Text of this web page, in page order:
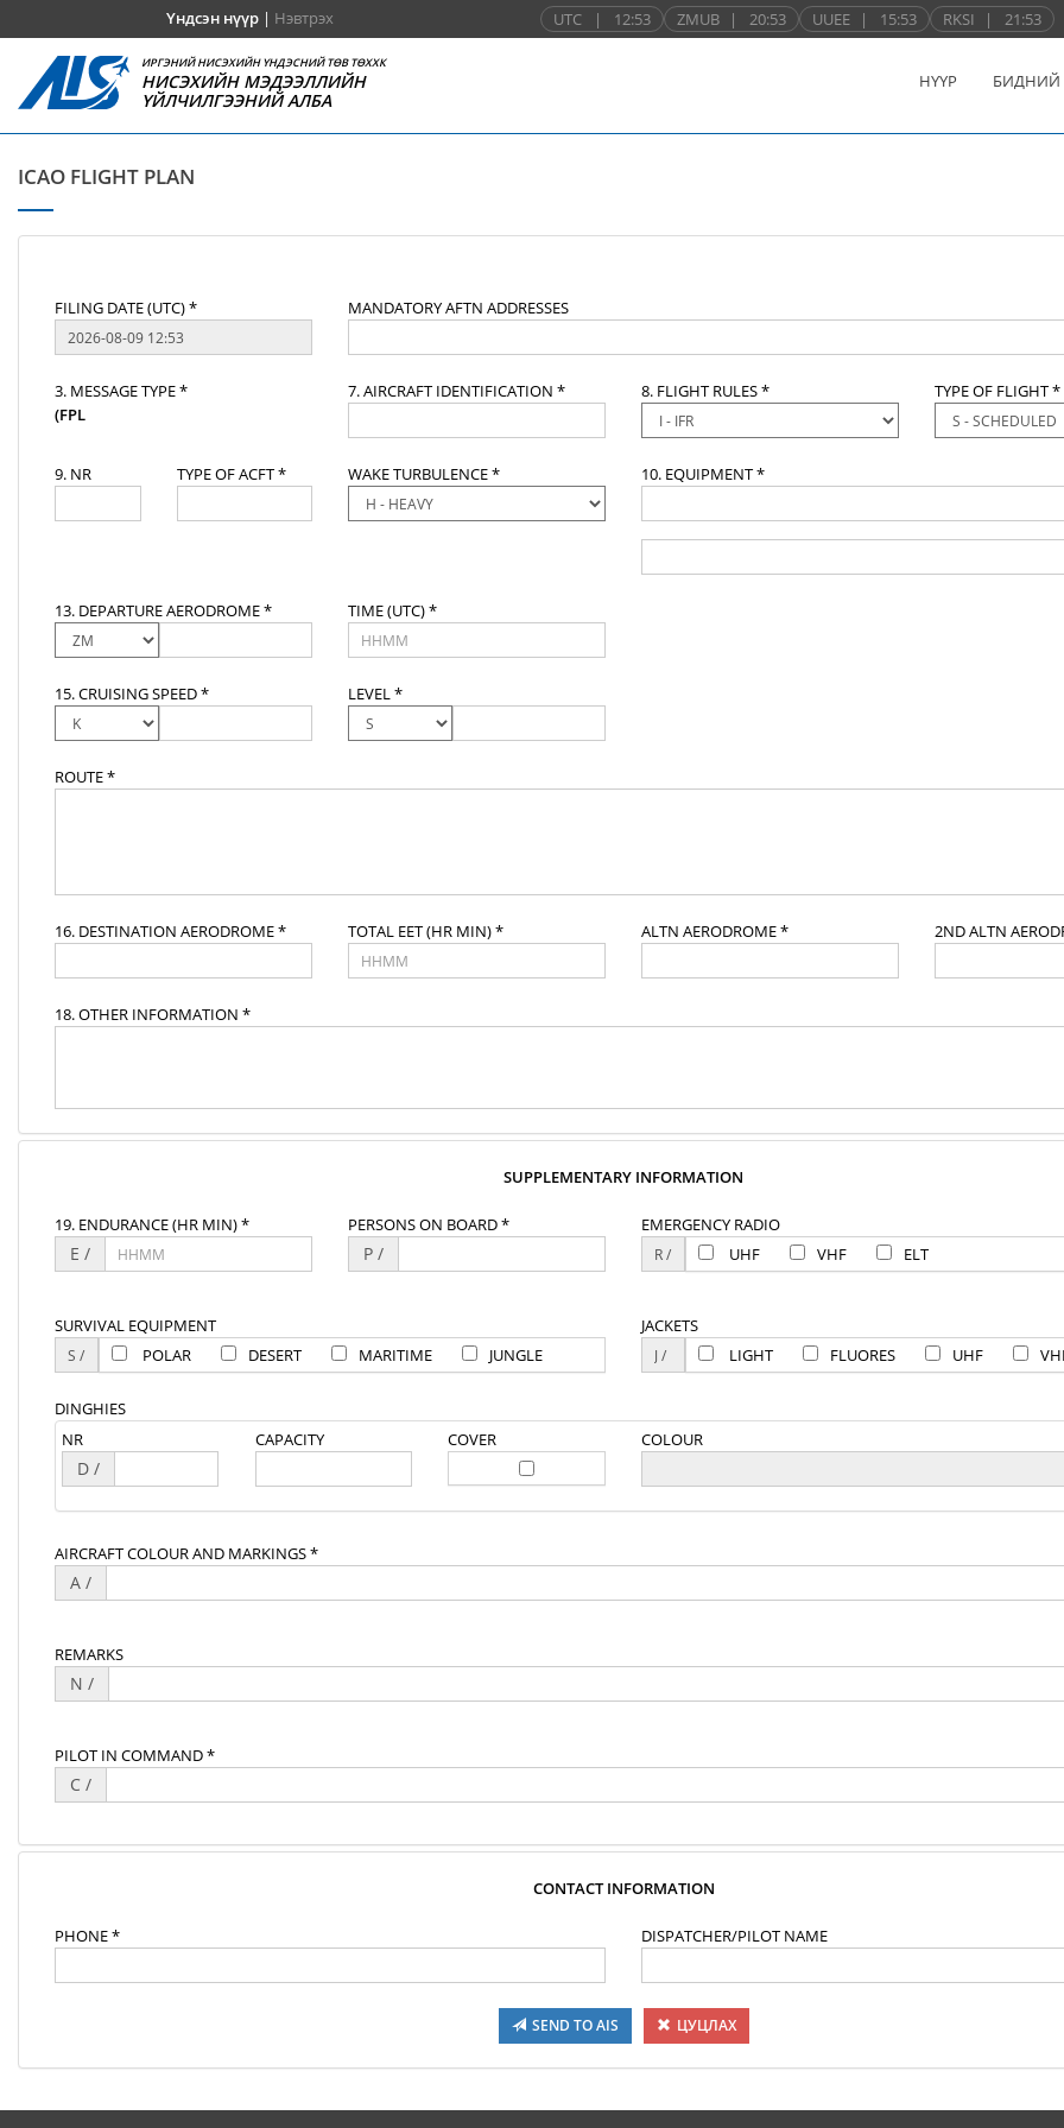
Үндсэн нүүр| Нэвтрэх UTC | 12:53 ZMUB | 20:53 UUEE | 15:53 RKSI | 21:53
ИРГЭНИЙ НИСЭХИЙН ҮНДЭСНИЙ ТӨВ ТӨХХК
НИСЭХИЙН МЭДЭЭЛЛИЙН
ҮЙЛЧИЛГЭЭНИЙ АЛБА
НҮҮР БИДНИЙ
ICAO FLIGHT PLAN
FILING DATE (UTC) * MANDATORY AFTN ADDRESSES
3. MESSAGE TYPE *
(FPL
7. AIRCRAFT IDENTIFICATION * 8. FLIGHT RULES * TYPE OF FLIGHT *
9. NR TYPE OF ACFT * WAKE TURBULENCE * 10. EQUIPMENT *
13. DEPARTURE AERODROME * TIME (UTC) *
15. CRUISING SPEED * LEVEL *
ROUTE *
16. DESTINATION AERODROME * TOTAL EET (HR MIN) * ALTN AERODROME * 2ND ALTN
18. OTHER INFORMATION *
SUPPLEMENTARY INFORMATION
19. ENDURANCE (HR MIN) *
E /
PERSONS ON BOARD *
P /
EMERGENCY RADIO
UHF
VHF ELT
SURVIVAL EQUIPMENT
POLAR
DESERT MARITIME JUNGLE
JACKETS
LIGHT
FLUORES UHF
DINGHIES
NR
D /
CAPACITY COVER COLOUR
AIRCRAFT COLOUR AND MARKINGS *
A /
REMARKS
N /
PILOT IN COMMAND *
C /
CONTACT INFORMATION
PHONE * DISPATCHER/PILOT NAME
SEND TO AIS ЦУЦЛАХ